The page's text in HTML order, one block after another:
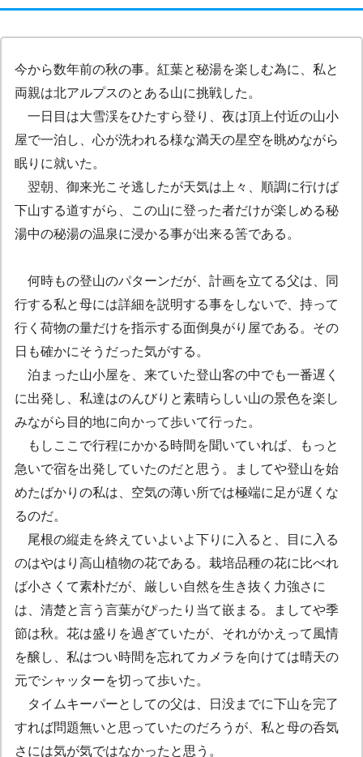
今から数年前の秋の事。紅葉と秘湯を楽しむ為に、私と
両親は北アルプスのとある山に挑戦した。
一日目は大雪渓をひたすら登り、夜は頂上付近の山小
屋で一泊し、心が洗われる様な満天の星空を眺めながら
眠りに就いた。
翌朝、御来光こそ逃したが天気は上々、順調に行けば
下山する道すがら、この山に登った者だけが楽しめる秘
湯中の秘湯の温泉に浸かる事が出来る筈である。
何時もの登山のパターンだが、計画を立てる父は、同
行する私と母には詳細を説明する事をしないで、持って
行く荷物の量だけを指示する面倒臭がり屋である。その
日も確かにそうだった気がする。
泊まった山小屋を、来ていた登山客の中でも一番遅く
に出発し、私達はのんびりと素晴らしい山の景色を楽し
みながら目的地に向かって歩いて行った。
もしここで行程にかかる時間を聞いていれば、もっと
急いで宿を出発していたのだと思う。ましてや登山を始
めたばかりの私は、空気の薄い所では極端に足が遅くな
るのだ。
尾根の縦走を終えていよいよ下りに入ると、目に入る
のはやはり高山植物の花である。栽培品種の花に比べれ
ば小さくて素朴だが、厳しい自然を生き抜く力強さに
は、清楚と言う言葉がぴったり当て嵌まる。ましてや季
節は秋。花は盛りを過ぎていたが、それがかえって風情
を醸し、私はつい時間を忘れてカメラを向けては晴天の
元でシャッターを切って歩いた。
タイムキーパーとしての父は、日没までに下山を完了
すれば問題無いと思っていたのだろうが、私と母の呑気
さには気が気ではなかったと思う。